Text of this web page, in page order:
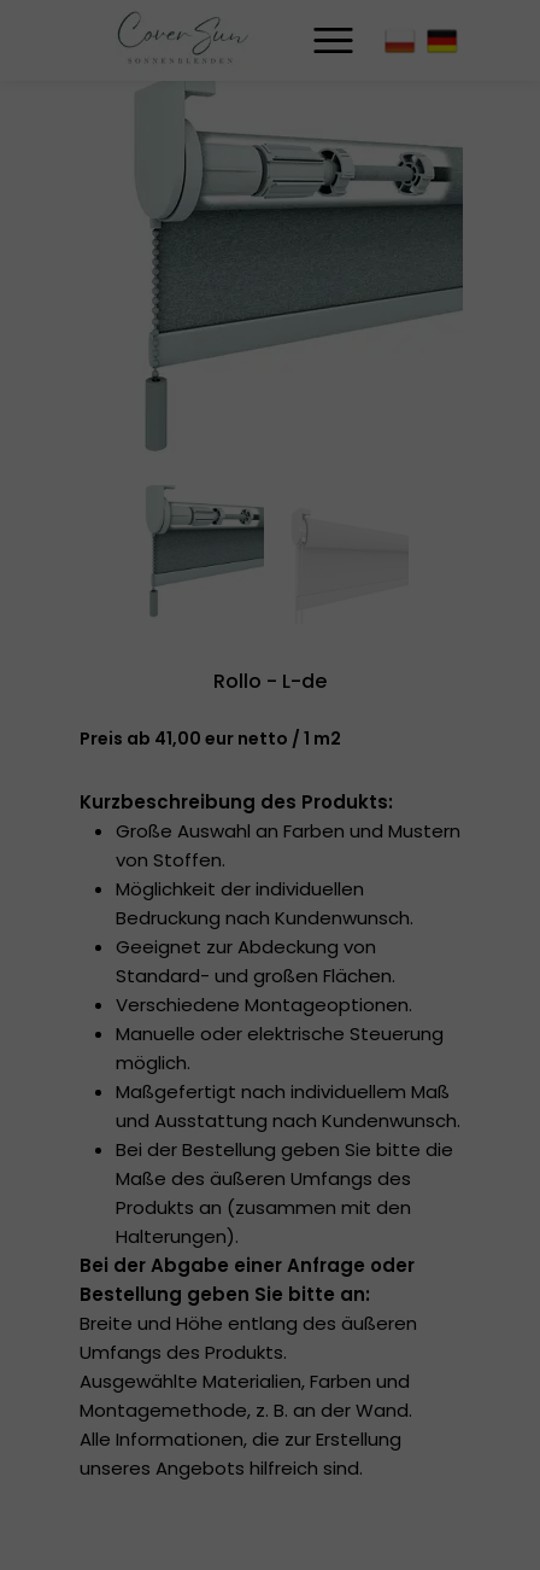
Rollo - L-de
Preis ab 41,00 eur netto / 1 m2
Kurzbeschreibung des Produkts:
Große Auswahl an Farben und Mustern
von Stoffen.
Möglichkeit der individuellen
Bedruckung nach Kundenwunsch.
Geeignet zur Abdeckung von
Standard- und großen Flächen.
Verschiedene Montageoptionen.
Manuelle oder elektrische Steuerung
möglich.
Maßgefertigt nach individuellem Maß
und Ausstattung nach Kundenwunsch.
Bei der Bestellung geben Sie bitte die
Maße des äußeren Umfangs des
Produkts an (zusammen mit den
Halterungen).
Bei der Abgabe einer Anfrage oder
Bestellung geben Sie bitte an:
Breite und Höhe entlang des äußeren
Umfangs des Produkts.
Ausgewählte Materialien, Farben und
Montagemethode, z. B. an der Wand.
Alle Informationen, die zur Erstellung
unseres Angebots hilfreich sind.